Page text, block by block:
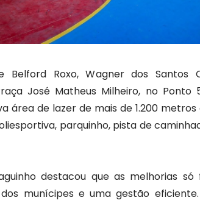
Roxo, Wagner dos Santos
José Matheus Milheiro, no Ponto
área de lazer de mais de 1.200
parquinho, pista de
destacou que as melhorias só
munícipes e uma gestão